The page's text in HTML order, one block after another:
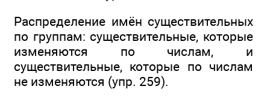
Распределение имён существительных
по группам: существительные, которые
изменяются по числам, и
существительные, которые по числам
не изменяются (упр. 259).